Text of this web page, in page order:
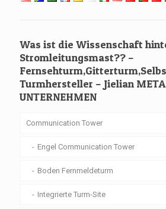
Was ist die Wissenschaft
Stromleitungsmast?? –
Turmhersteller – Jielian
UNTERNEHMEN
Communication Tower
Engel Communication Tower
Boden Fernmeldeturm
Integrierte Turm-Site